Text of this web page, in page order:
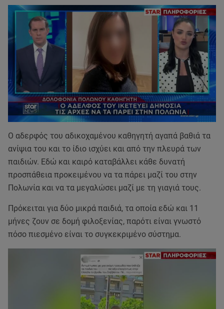
Ο αδερφός του αδικοχαμένου καθηγητή αγαπά βαθιά τα
ανίψια του και το ίδιο ισχύει και από την πλευρά των
παιδιών. Εδώ και καιρό καταβάλλει κάθε δυνατή
προσπάθεια προκειμένου να τα πάρει μαζί του στην
Πολωνία και να τα μεγαλώσει μαζί με τη γιαγιά τους.
Πρόκειται για δύο μικρά παιδιά, τα οποία εδώ και 11
μήνες ζουν σε δομή φιλοξενίας, παρότι είναι γνωστό
πόσο πιεσμένο είναι το συγκεκριμένο σύστημα.